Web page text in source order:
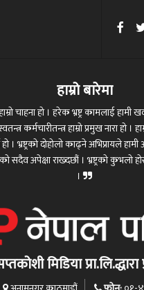
हाम्रो बारेमा
चाहना हो । हरेक भ्रष्ट्र कामलाई हामी
कर्मचारीतन्त्र हाम्रो प्रमुख नारा हो ।
। भ्रष्ट्रको दोहोलो काढ्ने अभिप्रायले
सदैव अपेक्षा राख्दछौं । भ्रष्ट्रको
।
मिडिया